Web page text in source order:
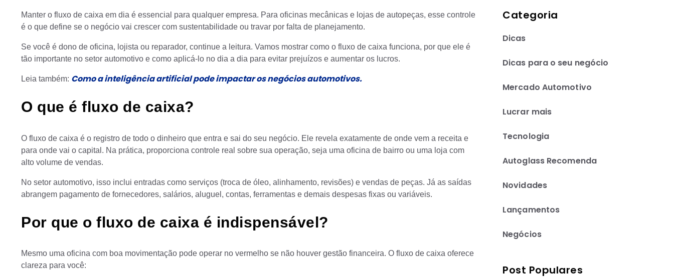
Manter o fluxo de caixa em dia é essencial para qualquer empresa. Para oficinas mecânicas e lojas de autopeças, esse controle
é o que define se o negócio vai crescer com sustentabilidade ou travar por falta de planejamento.
Se você é dono de oficina, lojista ou reparador, continue a leitura. Vamos mostrar como o fluxo de caixa funciona, por que ele é
tão importante no setor automotivo e como aplicá-lo no dia a dia para evitar prejuízos e aumentar os lucros.
Leia também: Como a inteligência artificial pode impactar os negócios automotivos.
O que é fluxo de caixa?
O fluxo de caixa é o registro de todo o dinheiro que entra e sai do seu negócio. Ele revela exatamente de onde vem a receita e
para onde vai o capital. Na prática, proporciona controle real sobre sua operação, seja uma oficina de bairro ou uma loja com
alto volume de vendas.
No setor automotivo, isso inclui entradas como serviços (troca de óleo, alinhamento, revisões) e vendas de peças. Já as saídas
abrangem pagamento de fornecedores, salários, aluguel, contas, ferramentas e demais despesas fixas ou variáveis.
Por que o fluxo de caixa é indispensável?
Mesmo uma oficina com boa movimentação pode operar no vermelho se não houver gestão financeira. O fluxo de caixa oferece
clareza para você:
Categoria
Dicas
Dicas para o seu negócio
Mercado Automotivo
Lucrar mais
Tecnologia
Autoglass Recomenda
Novidades
Lançamentos
Negócios
Post Populares